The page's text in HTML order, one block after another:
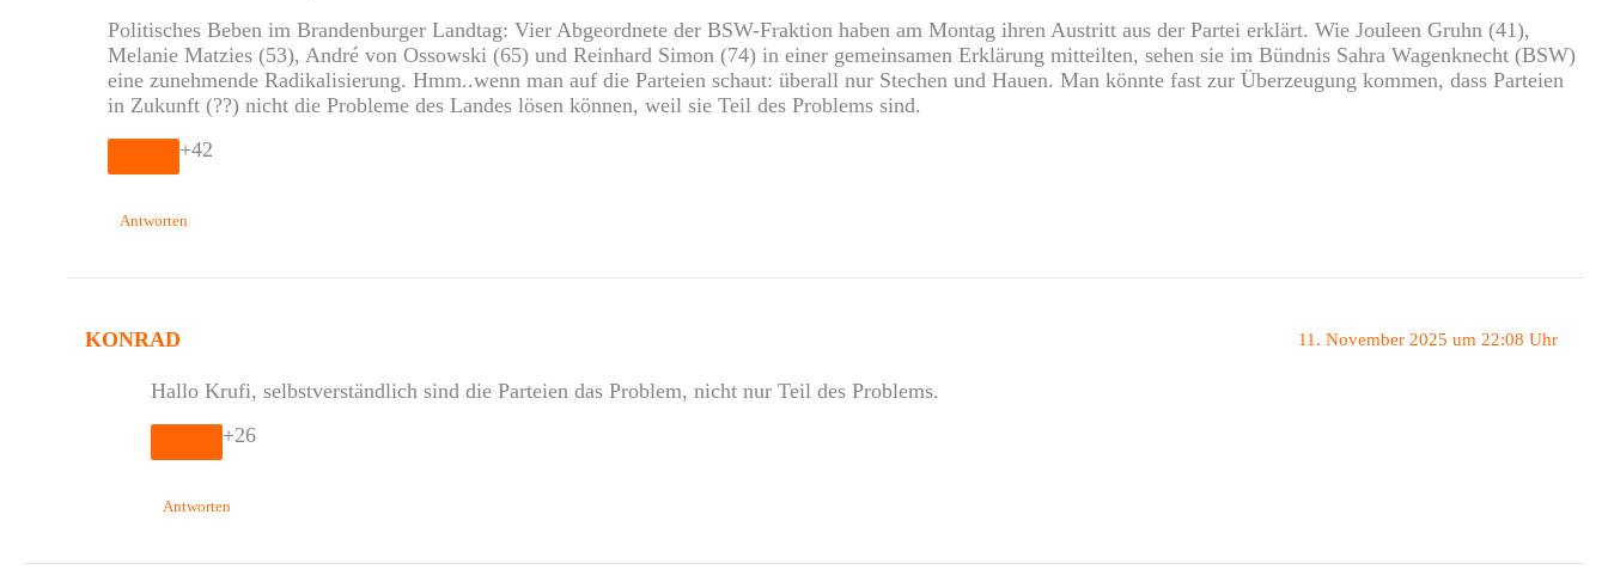
Politisches Beben im Brandenburger Landtag: Vier Abgeordnete der BSW-Fraktion haben am Montag ihren Austritt aus der Partei erklärt. Wie Jouleen Gruhn (41),
Melanie Matzies (53), André von Ossowski (65) und Reinhard Simon (74) in einer gemeinsamen Erklärung mitteilten, sehen sie im Bündnis Sahra Wagenknecht (BSW)
eine zunehmende Radikalisierung. Hmm..wenn man auf die Parteien schaut: überall nur Stechen und Hauen. Man könnte fast zur Überzeugung kommen, dass Parteien
in Zukunft (??) nicht die Probleme des Landes lösen können, weil sie Teil des Problems sind.
+42
Antworten
KONRAD 11. November 2025 um 22:08 Uhr
Hallo Krufi, selbstverständlich sind die Parteien das Problem, nicht nur Teil des Problems.
+26
Antworten